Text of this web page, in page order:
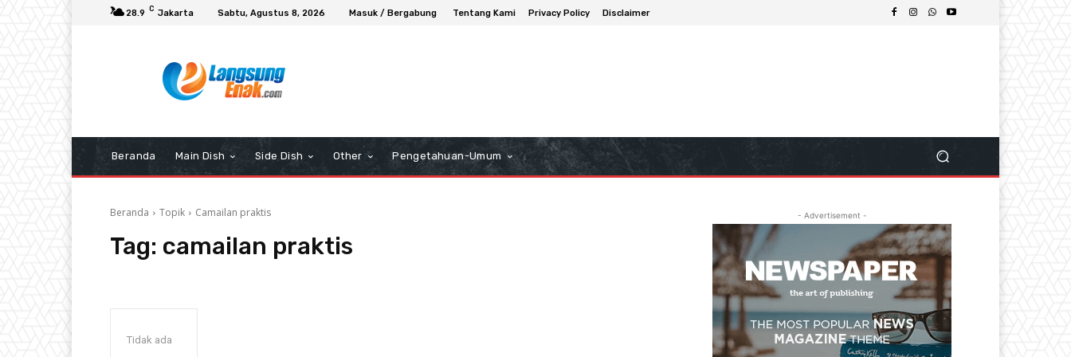
28.9 C Jakarta Sabtu, Agustus 8, 2026 Masuk / Bergabung Tentang Kami Privacy Policy Disclaimer
Beranda Main Dish Side Dish Other Pengetahuan-Umum
Beranda Topik Camailan praktis
Tag: camailan praktis
Tidak ada
- Advertisement -